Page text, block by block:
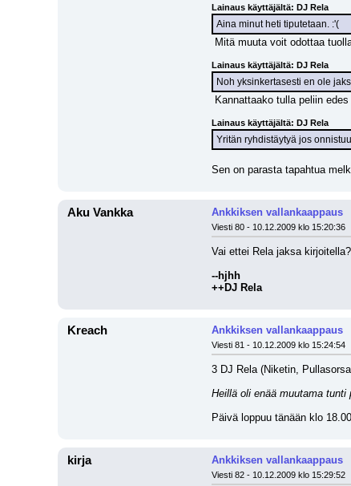
Lainaus käyttäjältä: DJ Rela
Aina minut heti tiputetaan. :'(
Mitä muuta voit odottaa
Lainaus käyttäjältä: DJ Rela
Noh yksinkertasesti en ole
Kannattaako tulla peliin
Lainaus käyttäjältä: DJ Rela
Yritän ryhdistäytyä jos
Sen on parasta tapahtua
Aku Vankka Ankkiksen vallankaappaus
Viesti 80 - 10.12.2009 klo 15:20:36
Vai ettei Rela jaksa
--hjhh
++DJ Rela
Kreach Ankkiksen vallankaappaus
Viesti 81 - 10.12.2009 klo 15:24:54
3 DJ Rela (Niketin,
Heillä oli enää muutama tunti
Päivä loppuu tänään klo
kirja Ankkiksen vallankaappaus
Viesti 82 - 10.12.2009 klo 15:29:52